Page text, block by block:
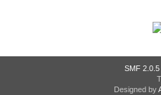
SMF 2.0.5
Designed by